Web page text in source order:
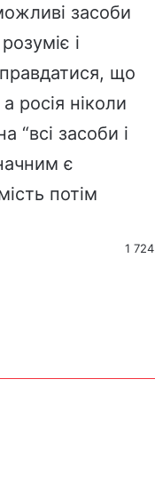
засоби
і
що
росія ніколи
“всі засоби і
є
потім
1 724